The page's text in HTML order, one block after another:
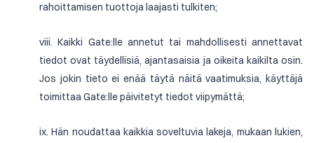
rahoittamisen tuottoja laajasti tulkiten;
viii. Kaikki Gate:lle annetut tai mahdollisesti annettavat
tiedot ovat täydellisiä, ajantasaisia ja oikeita kaikilta osin.
Jos jokin tieto ei enää täytä näitä vaatimuksia, käyttäjä
toimittaa Gate:lle päivitetyt tiedot viipymättä;
ix. Hän noudattaa kaikkia soveltuvia lakeja, mukaan lukien,